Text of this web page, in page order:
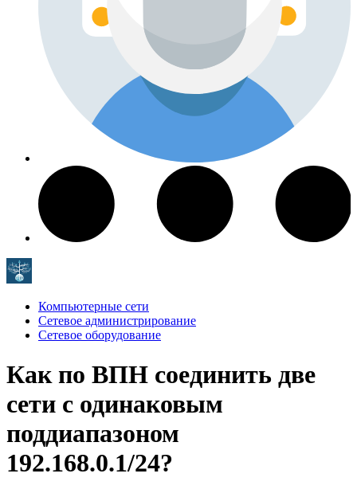
Компьютерные сети
Сетевое администрирование
Сетевое оборудование
Как по ВПН соединить две
сети с одинаковым
поддиапазоном
192.168.0.1/24?